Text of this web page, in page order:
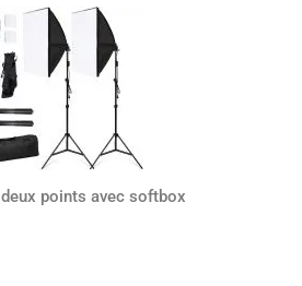
points avec softbox